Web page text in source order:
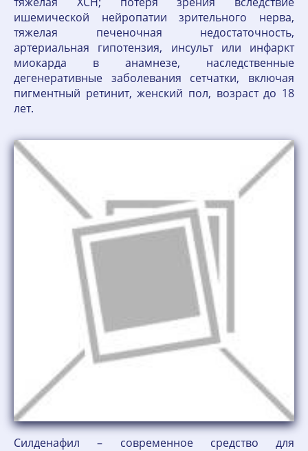
ишемической нейропатии зрительного нерва,
тяжелая печеночная недостаточность,
артериальная гипотензия, инсульт или инфаркт
миокарда в анамнезе, наследственные
дегенеративные заболевания сетчатки, включая
пигментный ретинит, женский пол, возраст до 18
лет.
Силденафил – современное средство для